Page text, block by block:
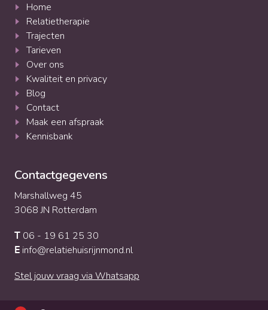
Home
Relatietherapie
Trajecten
Tarieven
Over ons
Kwaliteit en privacy
Blog
Contact
Maak een afspraak
Kennisbank
Contactgegevens
Marshallweg 45
3068 JN Rotterdam
T 06 - 19 61 25 30
E info@relatiehuisrijnmond.nl
Stel jouw vraag via Whatsapp